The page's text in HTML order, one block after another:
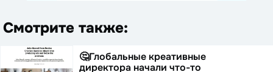
Смотрите также:
🤔Глобальные креативные
директора начали что-то